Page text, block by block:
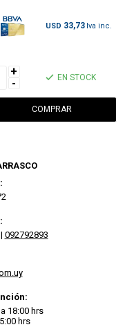
USD 33,73
+
-
EN STOCK
092792893
18:00 hrs
hrs